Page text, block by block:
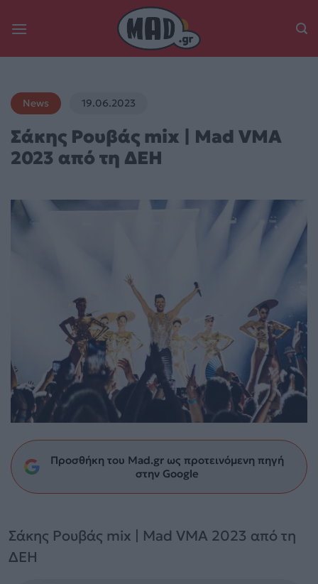
News 19.06.2023
Σάκης Ρουβάς mix | Mad VMA
2023 από τη ΔΕΗ
Προσθήκη του Mad.gr ως προτεινόμενη πηγή
στην Google
Σάκης Ρουβάς mix | Mad VMA 2023 από τη
ΔΕΗ